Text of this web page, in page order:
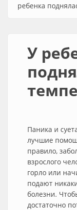
ребенка
У
Паника и
лучшие
правило,
взрослого
горло или
подают
болезни.
достаточно